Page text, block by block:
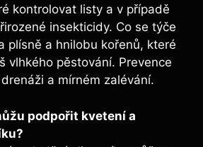
kontrolovat listy a v případě
insekticidy. Co se týče
plísně a hnilobu kořenů, které
vlhkého pěstování. Prevence
a mírném zalévání.
podpořit kvetení a